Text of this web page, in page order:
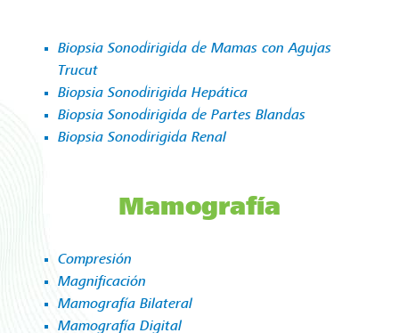
Biopsia Sonodirigida de Mamas con Agujas
Trucut
Biopsia Sonodirigida Hepática
Biopsia Sonodirigida de Partes Blandas
Biopsia Sonodirigida Renal
Mamografía
Compresión
Magnificación
Mamografía Bilateral
Mamografía Digital